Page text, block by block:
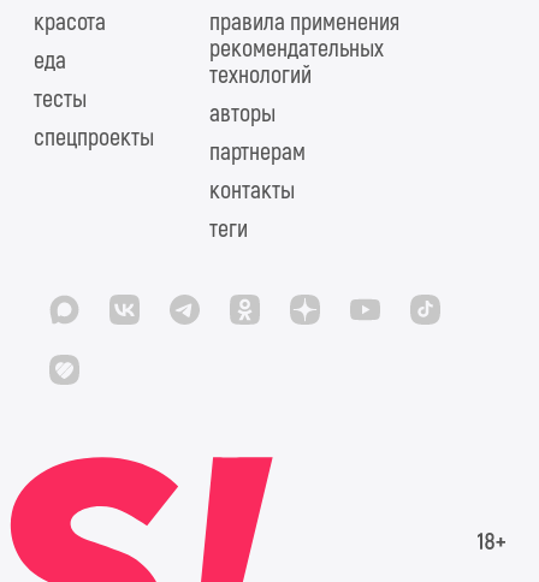
красота
еда
тесты
спецпроекты
правила применения
рекомендательных
технологий
авторы
партнерам
контакты
теги